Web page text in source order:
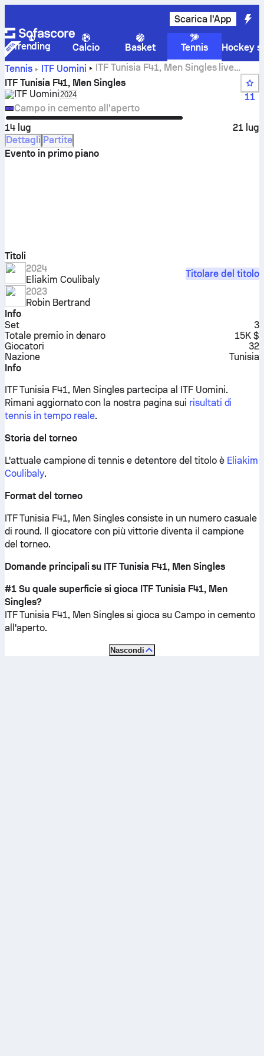
Scarica l'App
Trending Calcio Basket Tennis
Hockey
Tennis
ITF Uomini
ITF Tunisia F41, Men Singles live
score, risultati e incontri
ITF Tunisia F41, Men Singles
ITF UominiSelect season in unique tournament header
2024
11
Campo in cemento all'aperto
14 lug
21 lug
Dettagli Partite
Evento in primo piano
Titoli
2024
Eliakim Coulibaly
Titolare del titolo
2023
Robin Bertrand
Info
Set
3
Totale premio in denaro
15K $
Giocatori
32
Nazione
Tunisia
Info
ITF Tunisia F41, Men Singles partecipa al ITF Uomini.
Rimani aggiornato con la nostra pagina sui risultati di
tennis in tempo reale.
Storia del torneo
L'attuale campione di tennis e detentore del titolo è Eliakim
Coulibaly.
Format del torneo
ITF Tunisia F41, Men Singles consiste in un numero casuale
di round. Il giocatore con più vittorie diventa il campione
del torneo.
Domande principali su ITF Tunisia F41, Men Singles
#1 Su quale superficie si gioca ITF Tunisia F41, Men
Singles?
ITF Tunisia F41, Men Singles si gioca su Campo in cemento
all'aperto.
Nascondi